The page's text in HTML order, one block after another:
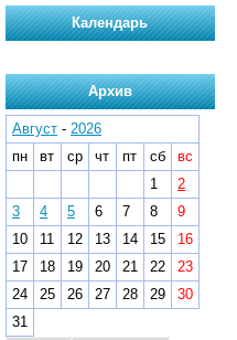
Календарь
Архив
Август - 2026
пн
вт ср чт пт сб
вс
1
2
3
4 5 6 7 8
9
10
11 12 13 14 15
16
17
18 19 20 21 22
23
24
25 26 27 28 29
30
31